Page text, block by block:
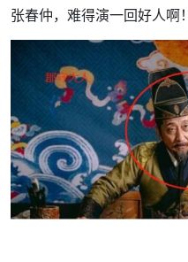
张春仲，难得演一回好人啊！